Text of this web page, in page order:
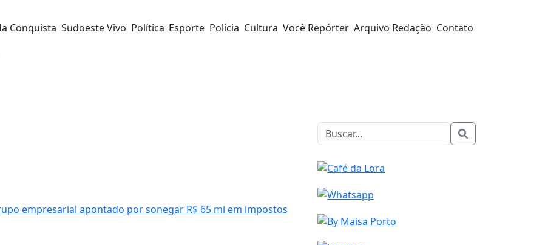
Conquista Sudoeste Vivo Política Esporte Polícia Cultura Você Repórter Arquivo Redação Contato
empresarial apontado por sonegar R$ 65 mi em impostos